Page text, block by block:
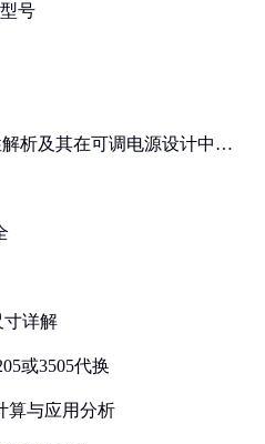
号
析及其在可调电源设计中的
寸详解
或3505代换
算与应用分析